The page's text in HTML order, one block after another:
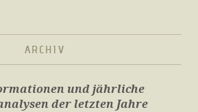
ARCHIV
und jährliche
der letzten Jahre